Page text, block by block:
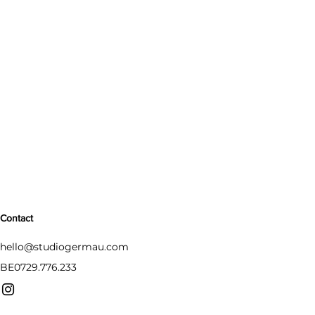
Contact
hello@studiogermau.com
BE0729.776.233